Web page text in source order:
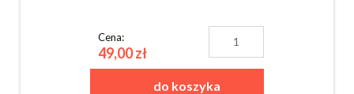
Cena:
49,00 zł
do koszyka